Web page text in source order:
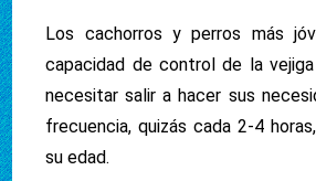
Los cachorros y perros más
capacidad de control de la
necesitar salir a hacer sus
frecuencia, quizás cada 2-4
su edad.